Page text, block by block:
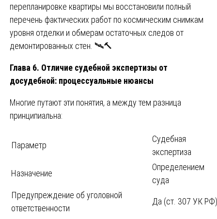
перепланировке квартиры мы восстановили полный
перечень фактических работ по космическим снимкам
уровня отделки и обмерам остаточных следов от
демонтированных стен. 🛰️🔨
Глава 6. Отличие судебной экспертизы от
досудебной: процессуальные нюансы
Многие путают эти понятия, а между тем разница
принципиальна:
Параметр
Судебная
экспертиза
Назначение
Определением
суда
Предупреждение об уголовной
ответственности
Да (ст. 307 УК РФ)